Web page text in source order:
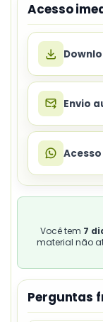
Acesso
Envio
Você tem 7
material não
Perguntas